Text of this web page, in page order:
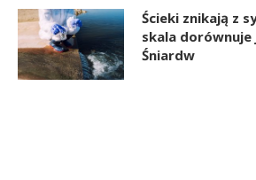
Ścieki znikają z
skala
Śniardw